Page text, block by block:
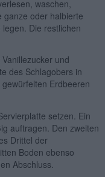
waschen,
ganze oder halbierte
Die restlichen
und
des Schlagobers in
Erdbeeren
setzen. Ein
auftragen. Den zweiten
Drittel der
Boden ebenso
Abschluss.